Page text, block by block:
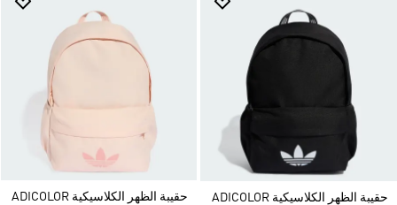
حقيبة الظهر الكلاسيكية ADICOLOR
حقيبة الظهر الكلاسيكية ADICOLOR